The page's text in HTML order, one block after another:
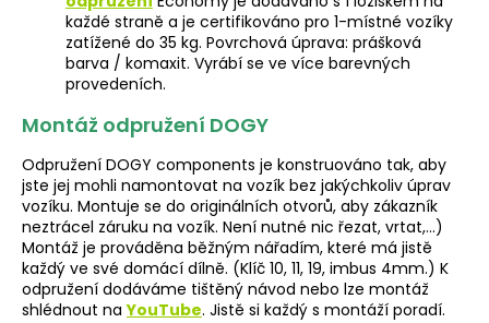
každé straně a je certifikováno pro 1-místné vozíky
zatížené do 35 kg. Povrchová úprava: prášková
barva / komaxit. Vyrábí se ve více barevných
provedeních.
Montáž odpružení DOGY
Odpružení DOGY components je konstruováno tak, aby
jste jej mohli namontovat na vozík bez jakýchkoliv úprav
vozíku. Montuje se do originálních otvorů, aby zákazník
neztrácel záruku na vozík. Není nutné nic řezat, vrtat,...)
Montáž je prováděna běžným nářadím, které má jistě
každý ve své domácí dílně. (Klíč 10, 11, 19, imbus 4mm.) K
odpružení dodáváme tištěný návod nebo lze montáž
shlédnout na YouTube. Jistě si každý s montáží poradí.